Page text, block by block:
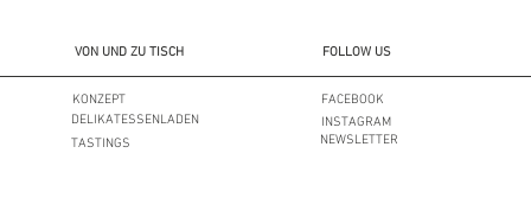
VON UND ZU TISCH FOLLOW US
KONZEPT
DELIKATESSENLADEN
TASTINGS
FACEBOOK
INSTAGRAM
NEWSLETTER